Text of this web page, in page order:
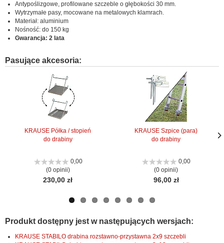
Antypoślizgowe, profilowane szczeble o głębokości 30 mm.
Wytrzymałe pasy, mocowane na metalowych klamrach.
Materiał: aluminium
Nośność: do 150 kg
Gwarancja: 2 lata
Pasujące akcesoria:
KRAUSE Półka / stopień
do drabiny
0,00
(0 opinii)
230,00 zł
KRAUSE Szpice (para)
do drabiny
0,00
(0 opinii)
96,00 zł
Produkt dostępny jest w następujących wersjach:
KRAUSE STABILO drabina rozstawno-przystawna 2x9 szczebli